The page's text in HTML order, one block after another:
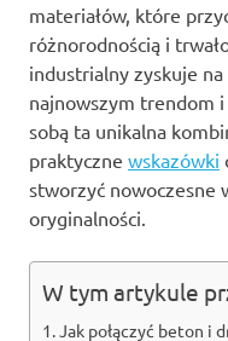
materiałów, które
różnorodnością i
industrialny zyskuje
najnowszym trendom
sobą ta unikalna
praktyczne wskazówki
stworzyć nowoczesne
oryginalności.
W tym artykule
Jak połączyć beton i